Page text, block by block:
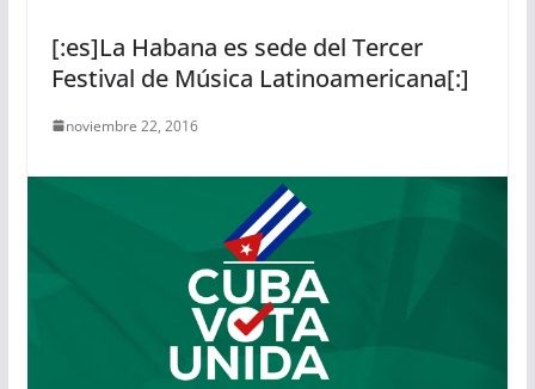
[:es]La Habana es sede del Tercer
Festival de Música Latinoamericana[:]
noviembre 22, 2016